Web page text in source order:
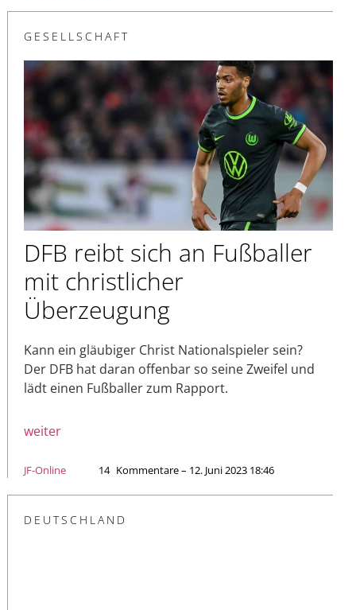
GESELLSCHAFT
DFB reibt sich an Fußballer
mit christlicher
Überzeugung
Kann ein gläubiger Christ Nationalspieler sein?
Der DFB hat daran offenbar so seine Zweifel und
lädt einen Fußballer zum Rapport.
weiter
JF-Online 14 Kommentare – 12. Juni 2023 18:46
DEUTSCHLAND